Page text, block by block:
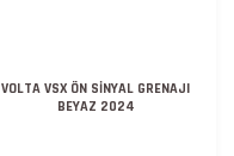
VOLTA VSX ÖN SİNYAL GRENAJI
BEYAZ 2024